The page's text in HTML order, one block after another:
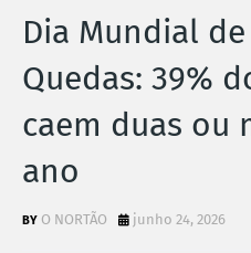
Dia Mundial
Quedas: 39%
caem duas ou
ano
O NORTÃO junho 24, 2026